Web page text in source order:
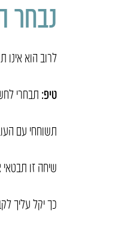
נבחר
לרוב הוא אינו
טיפ: תבחרי
תשוחחי עם
שיחה זו
כך יקל עליך